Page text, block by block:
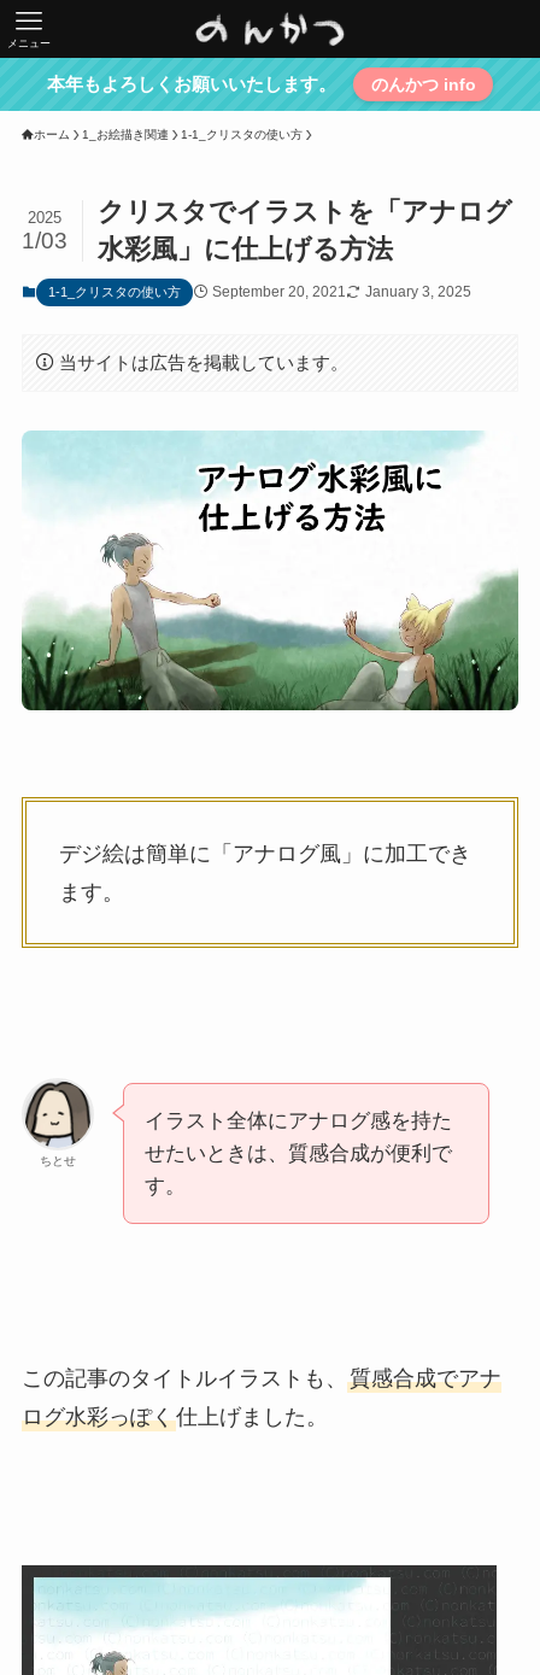
メニュー
本年もよろしくお願いいたします。 のんかつ info
ホーム 1_お絵描き関連 1-1_クリスタの使い方
クリスタでイラストを「アナログ
水彩風」に仕上げる方法
2025
1/03
1-1_クリスタの使い方 September 20, 2021 January 3, 2025
当サイトは広告を掲載しています。
デジ絵は簡単に「アナログ風」に加工でき
ます。
ちとせ
イラスト全体にアナログ感を持た
せたいときは、質感合成が便利で
す。
この記事のタイトルイラストも、 質感合成でアナ
ログ水彩っぽく仕上げました。